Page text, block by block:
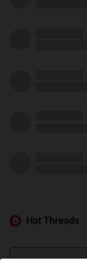
Hot Threads